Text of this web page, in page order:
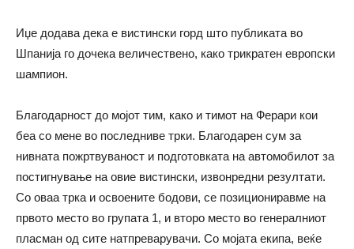
Иџе додава дека е вистински горд што публиката во
Шпанија го дочека величествено, како трикратен европски
шампион.
Благодарност до мојот тим, како и тимот на Ферари кои
беа со мене во последниве трки. Благодарен сум за
нивната пожртвуваност и подготовката на автомобилот за
постигнување на овие вистински, извонредни резултати.
Со оваа трка и освоените бодови, се позициониравме на
првото место во групата 1, и второ место во генералниот
пласман од сите натпреварувачи. Со мојата екипа, веќе